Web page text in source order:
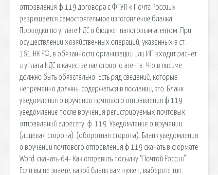
отправления ф 119 договора с ФГУП « Почта России»
разрешается самостоятельное изготовление бланка.
Проводки по уплате НДС в бюджет налоговым агентом. При
осуществлении хозяйственных операций, указанных в ст.
161 НК РФ, в обязанности организации или ИП входит расчет
и уплата НДС в качестве налогового агента. Что в письме
должно быть обязательно. Есть ряд сведений, которые
непременно должны содержаться в послании, это. Бланк
уведомления о вручении почтового отправления ф.119
уведомление после вручения регистрируемых почтовых
отправлений адресату. ф. 119. Уведомление о вручении.
(лицевая сторона). (оборотная сторона). Бланк уведомления
о вручении почтового отправления ф 119 скачать в формате
Word. скачать-64- Как отправить посылку “Почтой России”.
Если вы не знаете, какой бланк вам нужен, выберите тип